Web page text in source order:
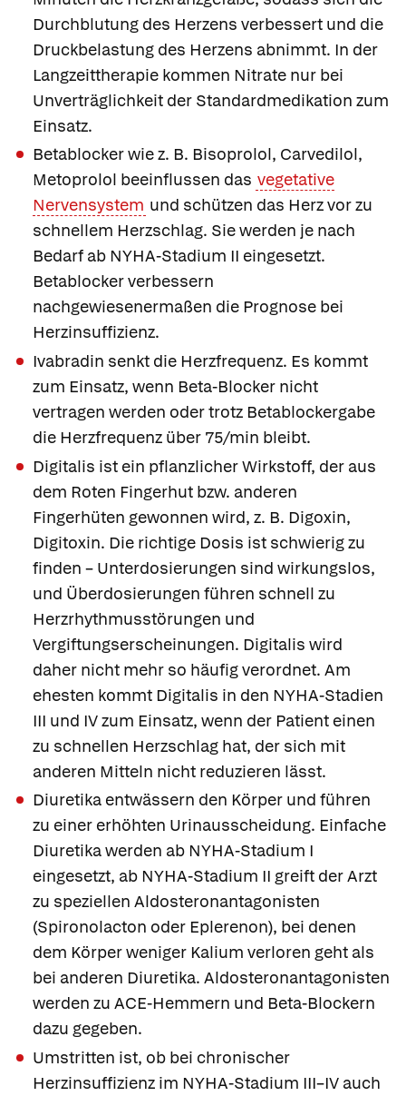
Durchblutung des Herzens verbessert und die
Druckbelastung des Herzens abnimmt. In der
Langzeittherapie kommen Nitrate nur bei
Unverträglichkeit der Standardmedikation zum
Einsatz.
Betablocker wie z. B. Bisoprolol, Carvedilol,
Metoprolol beeinflussen das vegetative
Nervensystem und schützen das Herz vor zu
schnellem Herzschlag. Sie werden je nach
Bedarf ab NYHA-Stadium II eingesetzt.
Betablocker verbessern
nachgewiesenermaßen die Prognose bei
Herzinsuffizienz.
Ivabradin senkt die Herzfrequenz. Es kommt
zum Einsatz, wenn Beta-Blocker nicht
vertragen werden oder trotz Betablockergabe
die Herzfrequenz über 75/min bleibt.
Digitalis ist ein pflanzlicher Wirkstoff, der aus
dem Roten Fingerhut bzw. anderen
Fingerhüten gewonnen wird, z. B. Digoxin,
Digitoxin. Die richtige Dosis ist schwierig zu
finden – Unterdosierungen sind wirkungslos,
und Überdosierungen führen schnell zu
Herzrhythmusstörungen und
Vergiftungserscheinungen. Digitalis wird
daher nicht mehr so häufig verordnet. Am
ehesten kommt Digitalis in den NYHA-Stadien
III und IV zum Einsatz, wenn der Patient einen
zu schnellen Herzschlag hat, der sich mit
anderen Mitteln nicht reduzieren lässt.
Diuretika entwässern den Körper und führen
zu einer erhöhten Urinausscheidung. Einfache
Diuretika werden ab NYHA-Stadium I
eingesetzt, ab NYHA-Stadium II greift der Arzt
zu speziellen Aldosteronantagonisten
(Spironolacton oder Eplerenon), bei denen
dem Körper weniger Kalium verloren geht als
bei anderen Diuretika. Aldosteronantagonisten
werden zu ACE-Hemmern und Beta-Blockern
dazu gegeben.
Umstritten ist, ob bei chronischer
Herzinsuffizienz im NYHA-Stadium III–IV auch